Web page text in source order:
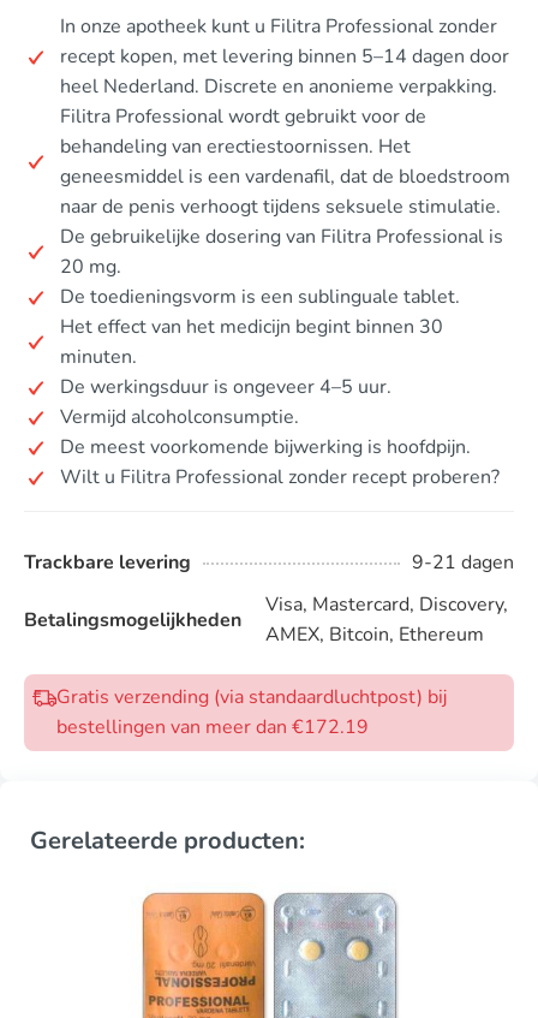
In onze apotheek kunt u Filitra Professional zonder
recept kopen, met levering binnen 5–14 dagen door
heel Nederland. Discrete en anonieme verpakking.
Filitra Professional wordt gebruikt voor de
behandeling van erectiestoornissen. Het
geneesmiddel is een vardenafil, dat de bloedstroom
naar de penis verhoogt tijdens seksuele stimulatie.
De gebruikelijke dosering van Filitra Professional is
20 mg.
De toedieningsvorm is een sublinguale tablet.
Het effect van het medicijn begint binnen 30
minuten.
De werkingsduur is ongeveer 4–5 uur.
Vermijd alcoholconsumptie.
De meest voorkomende bijwerking is hoofdpijn.
Wilt u Filitra Professional zonder recept proberen?
Trackbare levering 9-21 dagen
Betalingsmogelijkheden
Visa, Mastercard, Discovery,
AMEX, Bitcoin, Ethereum
Gratis verzending (via standaardluchtpost) bij
bestellingen van meer dan €172.19
Gerelateerde producten: